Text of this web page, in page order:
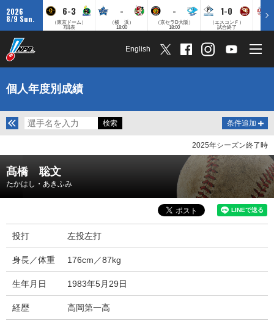
2026
8/9 Sun.
6-3
（東京ドーム）
7回表
-
（横 浜）
18:00
-
（京セラD大阪）
18:00
1-0
（エスコンＦ）
試合終了
English
個人年度別成績
条件追加
2025年シーズン終了時
髙橋 聡文
たかはし・あきふみ
投打 左投左打
身長／体重 176cm／87kg
生年月日 1983年5月29日
経歴 高岡第一高